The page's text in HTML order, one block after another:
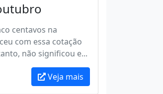
centavos na
com essa cotação
não significou e...
Veja mais